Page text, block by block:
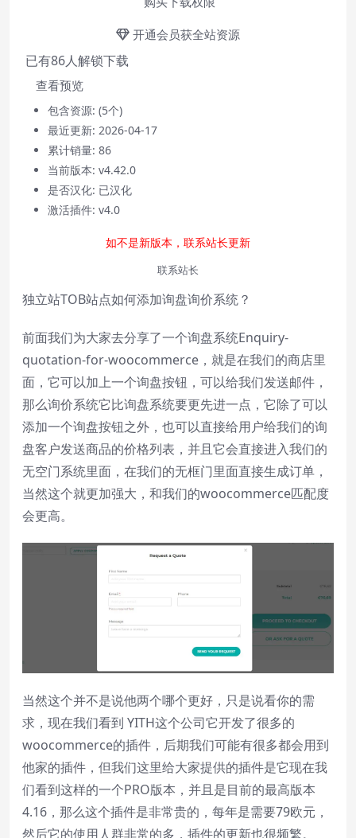
Video Player is loading.
Play
Play
Current Time
/
Duration
Loaded
Stream Type
Seek to live, currently behind live
Playback Rate
Chapters
Descriptions
descriptions off, selected
Subtitles
subtitles settings
, opens subtitles
settings dialog
subtitles off, selected
Picture-in-Picture
Fullscreen
This is a modal window.
Beginning of dialog window. Escape will
cancel and close the window.
Transparency
Background
Color
Transparency
Window
Color
Transparency
开通会员获全站资源
已有86人解锁下载
查看预览
包含资源: (5个)
最近更新: 2026-04-17
累计销量: 86
当前版本: v4.42.0
是否汉化: 已汉化
激活插件: v4.0
如不是新版本，联系站长更新
联系站长
独立站TOB站点如何添加询盘询价系统？
前面我们为大家去分享了一个询盘系统Enquiry-
quotation-for-woocommerce，就是在我们的商店里
面，它可以加上一个询盘按钮，可以给我们发送邮件，
那么询价系统它比询盘系统要更先进一点，它除了可以
添加一个询盘按钮之外，也可以直接给用户给我们的询
盘客户发送商品的价格列表，并且它会直接进入我们的
无空门系统里面，在我们的无框门里面直接生成订单，
当然这个就更加强大，和我们的woocommerce匹配度
会更高。
当然这个并不是说他两个哪个更好，只是说看你的需
求，现在我们看到 YITH这个公司它开发了很多的
woocommerce的插件，后期我们可能有很多都会用到
他家的插件，但我们这里给大家提供的插件是它现在我
们看到这样的一个PRO版本，并且是目前的最高版本
4.16，那么这个插件是非常贵的，每年是需要79欧元，
然后它的使用人群非常的多，插件的更新也很频繁。